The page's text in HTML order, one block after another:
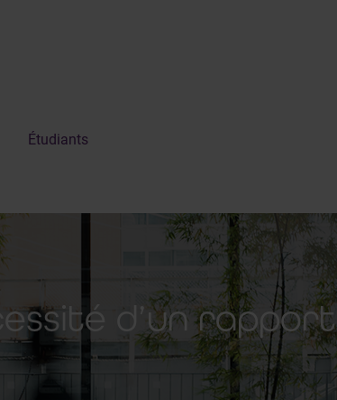
Étudiants
d’un rapport